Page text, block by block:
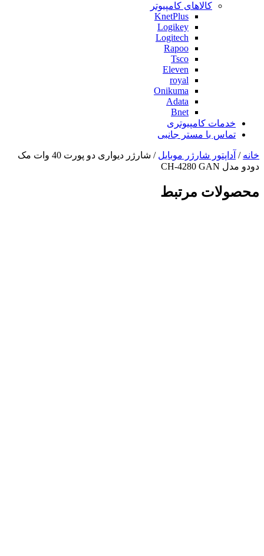
کالاهای کامپیوتر
KnetPlus
Logikey
Logitech
Rapoo
Tsco
Eleven
royal
Onikuma
Adata
Bnet
خدمات کامپیوتری
تماس با مستر جانبی
خانه / آداپتور شارژر موبایل
/ شارژر دیواری دو پورت 40 وات مک
دودو مدل CH-4280 GAN
محصولات مرتبط